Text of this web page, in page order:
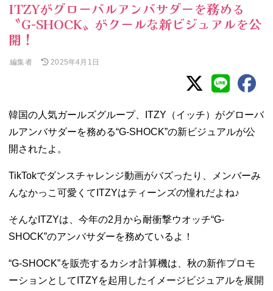
ITZYがグローバルアンバサダーを務める
〝G-SHOCK〟がクールな新ビジュアルを公
開！
編集者 2025年4月1日
韓国の人気ガールズグループ、ITZY（イッチ）がグローバ
ルアンバサダーを務める“G-SHOCK”の新ビジュアルが公
開されたよ。
TikTokでダンスチャレンジ動画がバズったり、メンバーみ
んなかっこ可愛くてITZYはティーンズの憧れだよね♪
そんなITZYは、今年の2月から耐衝撃ウオッチ“G-
SHOCK”のアンバサダーを務めているよ！
“G-SHOCK”を販売するカシオ計算機は、秋の新作プロモ
ーションとしてITZYを起用したイメージビジュアルを展開